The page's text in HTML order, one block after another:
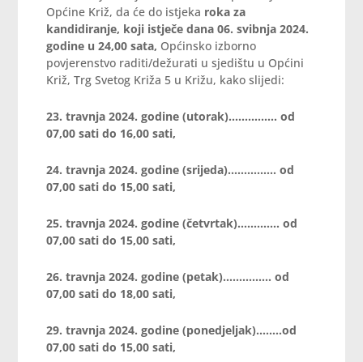
Općine Križ, da će do istjeka roka za
kandidiranje, koji istječe dana 06. svibnja 2024.
godine u 24,00 sata, Općinsko izborno
povjerenstvo raditi/dežurati u sjedištu u Općini
Križ, Trg Svetog Križa 5 u Križu, kako slijedi:
23. travnja 2024. godine (utorak)……….….. od
07,00 sati do 16,00 sati,
24. travnja 2024. godine (srijeda)…………… od
07,00 sati do 15,00 sati,
25. travnja 2024. godine (četvrtak)…………. od
07,00 sati do 15,00 sati,
26. travnja 2024. godine (petak)…………… od
07,00 sati do 18,00 sati,
29. travnja 2024. godine (ponedjeljak)…..…od
07,00 sati do 15,00 sati,